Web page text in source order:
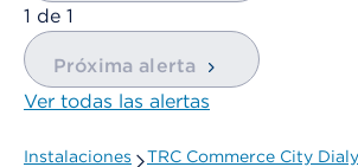
mostrando
1 de 1
Próxima alerta
Ver todas las alertas
Instalaciones TRC Commerce City